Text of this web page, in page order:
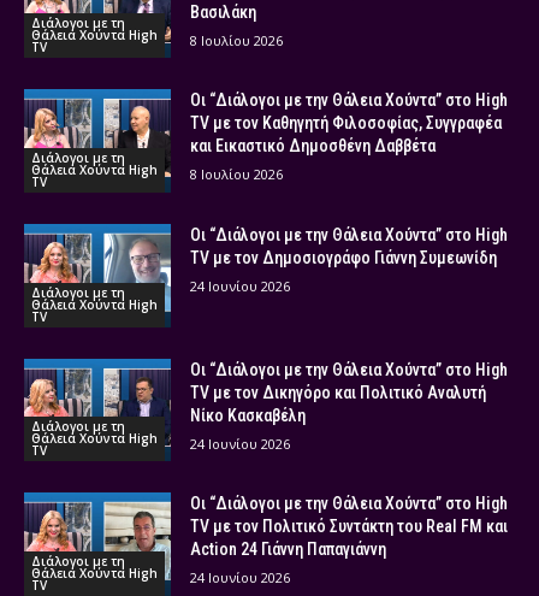
Διάλογοι με τη
Θάλεια Χούντα High
TV
Βασιλάκη
8 Ιουλίου 2026
Διάλογοι με τη
Θάλεια Χούντα High
TV
Οι “Διάλογοι με την Θάλεια Χούντα” στο High
TV με τον Καθηγητή Φιλοσοφίας, Συγγραφέα
και Εικαστικό Δημοσθένη Δαββέτα
8 Ιουλίου 2026
Διάλογοι με τη
Θάλεια Χούντα High
TV
Οι “Διάλογοι με την Θάλεια Χούντα” στο High
TV με τον Δημοσιογράφο Γιάννη Συμεωνίδη
24 Ιουνίου 2026
Διάλογοι με τη
Θάλεια Χούντα High
TV
Οι “Διάλογοι με την Θάλεια Χούντα” στο High
TV με τον Δικηγόρο και Πολιτικό Αναλυτή
Νίκο Κασκαβέλη
24 Ιουνίου 2026
Διάλογοι με τη
Θάλεια Χούντα High
TV
Οι “Διάλογοι με την Θάλεια Χούντα” στο High
TV με τον Πολιτικό Συντάκτη του Real FM και
Action 24 Γιάννη Παπαγιάννη
24 Ιουνίου 2026